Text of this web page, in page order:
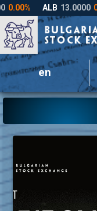
en